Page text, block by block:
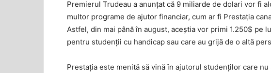
Premierul Trudeau a anunțat că 9 miliarde de dolari vor fi
multor programe de ajutor financiar, cum ar fi Prestația
Astfel, din mai până în august, aceștia vor primi 1.250$ pe
pentru studenții cu handicap sau care au grijă de o altă
Prestația este menită să vină în ajutorul studenților care